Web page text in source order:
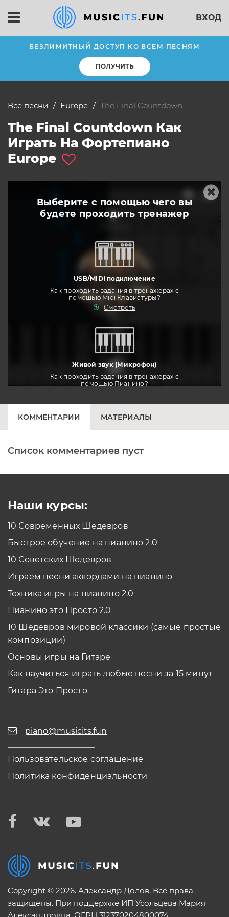
ВХОД
БЕЗЛИМИТНЫЙ ДОСТУП КО ВСЕМ ПЕСНЯМ
ПОЛУЧИТЬ
Все песни Europe The Final Countdown
The Final Countdown Как
Играть На Фортепиано
Europe
Выберите с помощью чего вы
будете проходить тренажер
USB/MIDI подключение
Как проходить задания в тренажерах с
помощью Midi Клавиатуры?
Смотреть
Живой звук (Микрофон)
Как проходить задания в тренажерах с
помощью Пианино?
Печатная клавиатура
Как проходить задания в тренажерах с
помощью Планшета/телефона?
тренировать
КОММЕНТАРИИ МАТЕРИАЛЫ
Список комментариев пуст
Наши курсы:
10 Современных Шедевров
Быстрое обучение на пианино 2.0
10 Советских Шедевров
Играем песни аккордами на пианино
Техника игры на пианино 2.0
Пианино это Просто 2.0
10 Шедевров мировой классики (самые простые
композиции)
Основы игры на Гитаре
Как научиться играть любые песни за 15 минут
Гитара Это Просто
piano@musicits.fun
Пользовательское соглашение
Политика конфиденциальности
Copyright © 2026. Александр Долов. Все права
защищены. При поддержке ИП Усольцева Мария